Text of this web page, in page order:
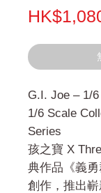
G.I. Joe – 1/
1/6 Scale
Series
孩之寶 X
典作品《義
創作，推出